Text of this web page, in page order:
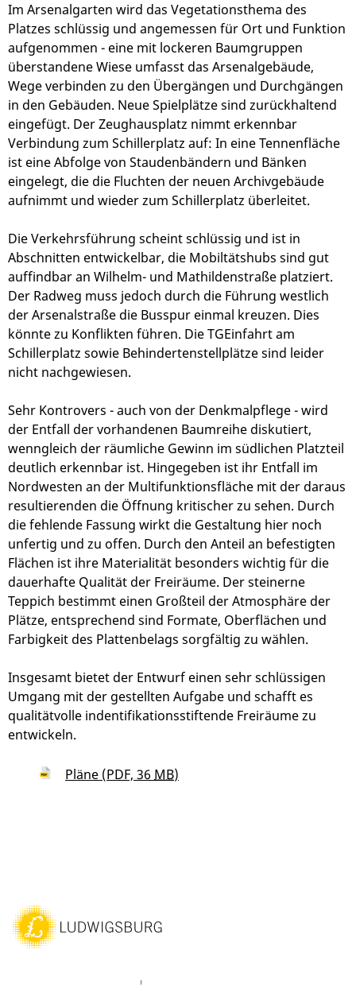
Im Arsenalgarten wird das Vegetationsthema des
Platzes schlüssig und angemessen für Ort und Funktion
aufgenommen - eine mit lockeren Baumgruppen
überstandene Wiese umfasst das Arsenalgebäude,
Wege verbinden zu den Übergängen und Durchgängen
in den Gebäuden. Neue Spielplätze sind zurückhaltend
eingefügt. Der Zeughausplatz nimmt erkennbar
Verbindung zum Schillerplatz auf: In eine Tennenfläche
ist eine Abfolge von Staudenbändern und Bänken
eingelegt, die die Fluchten der neuen Archivgebäude
aufnimmt und wieder zum Schillerplatz überleitet.
Die Verkehrsführung scheint schlüssig und ist in
Abschnitten entwickelbar, die Mobiltätshubs sind gut
auffindbar an Wilhelm- und Mathildenstraße platziert.
Der Radweg muss jedoch durch die Führung westlich
der Arsenalstraße die Busspur einmal kreuzen. Dies
könnte zu Konflikten führen. Die TGEinfahrt am
Schillerplatz sowie Behindertenstellplätze sind leider
nicht nachgewiesen.
Sehr Kontrovers - auch von der Denkmalpflege - wird
der Entfall der vorhandenen Baumreihe diskutiert,
wenngleich der räumliche Gewinn im südlichen Platzteil
deutlich erkennbar ist. Hingegeben ist ihr Entfall im
Nordwesten an der Multifunktionsfläche mit der daraus
resultierenden die Öffnung kritischer zu sehen. Durch
die fehlende Fassung wirkt die Gestaltung hier noch
unfertig und zu offen. Durch den Anteil an befestigten
Flächen ist ihre Materialität besonders wichtig für die
dauerhafte Qualität der Freiräume. Der steinerne
Teppich bestimmt einen Großteil der Atmosphäre der
Plätze, entsprechend sind Formate, Oberflächen und
Farbigkeit des Plattenbelags sorgfältig zu wählen.
Insgesamt bietet der Entwurf einen sehr schlüssigen
Umgang mit der gestellten Aufgabe und schafft es
qualitätvolle indentifikationsstiftende Freiräume zu
entwickeln.
Pläne (PDF, 36 MB)
LinkedIn